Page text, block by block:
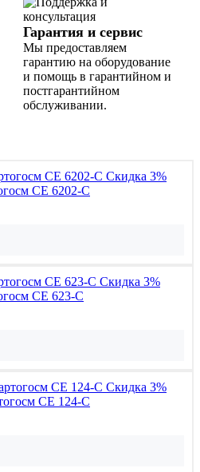
Гарантия и сервис
Мы предоставляем
гарантию на оборудование
и помощь в гарантийном и
постгарантийном
обслуживании.
Скидка 3%
СЕ 6202-С
Скидка 3%
СЕ 623-С
Скидка 3%
СЕ 124-С